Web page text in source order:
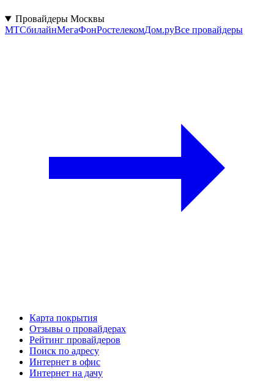
Провайдеры Москвы
МТСбилайнМегаФонРостелекомДом.руВсе провайдеры
Карта покрытия
Отзывы о провайдерах
Рейтинг провайдеров
Поиск по адресу
Интернет в офис
Интернет на дачу